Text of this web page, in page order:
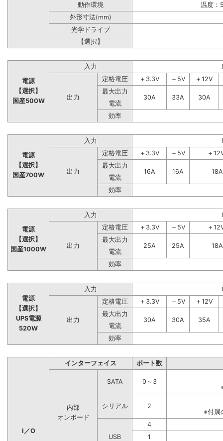
動作環境
温度：
外形寸法(mm)
光学ドライブ
【選択】
電源
【選択】
国産500W
入力
出力
定格電圧 ＋3.3V ＋5V
＋12V
最大出力
30A
33A
30A
電流
効率
電源
【選択】
国産700W
入力
出力
定格電圧 ＋3.3V ＋5V
＋
最大出力
16A
16A
18A
電流
効率
電源
【選択】
国産1000W
入力
出力
定格電圧 ＋3.3V ＋5V
＋
最大出力
25A
25A
18A
電流
効率
電源
【選択】
UPS電源
520W
入力
出力
定格電圧 ＋3.3V ＋5V
＋12V
最大出力
30A
30A
35A
電流
効率
I／O
インターフェイス ポート数
内部
オンボード
SATA
0～3
シリアル
2
※付属
USB
4
1